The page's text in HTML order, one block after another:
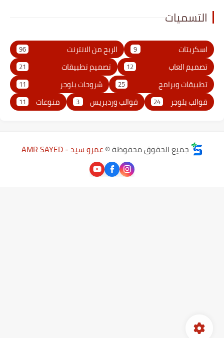
التسميات
اسكربتات الربح من الانترنت 96
تصميم العاب 12 تصميم تطبيقات 21
تطبيقات وبرامج 25 شروحات بلوجر 11
قوالب بلوجر 24 قوالب وردبريس منوعات 11
جميع الحقوق محفوظة ©عمرو سيد - AMR SAYED